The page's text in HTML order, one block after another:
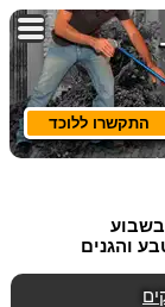
התקשרו ללוכד
והגנים